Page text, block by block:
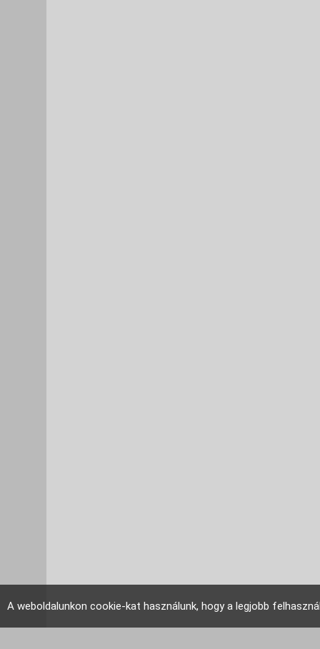
A weboldalunkon cookie-kat használunk, hogy a legjobb